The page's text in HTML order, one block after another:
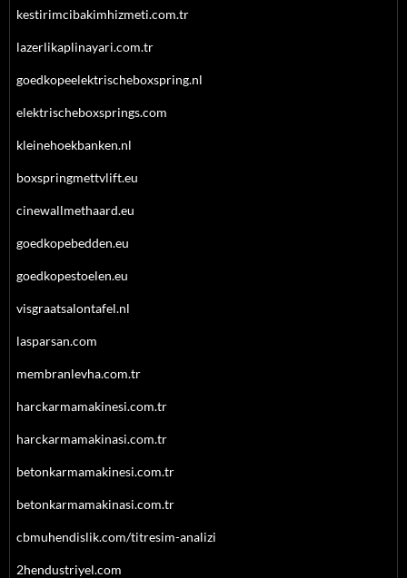
kestirimcibakimhizmeti.com.tr
lazerlikaplinayari.com.tr
goedkopeelektrischeboxspring.nl
elektrischeboxsprings.com
kleinehoekbanken.nl
boxspringmettvlift.eu
cinewallmethaard.eu
goedkopebedden.eu
goedkopestoelen.eu
visgraatsalontafel.nl
lasparsan.com
membranlevha.com.tr
harckarmamakinesi.com.tr
harckarmamakinasi.com.tr
betonkarmamakinesi.com.tr
betonkarmamakinasi.com.tr
cbmuhendislik.com/titresim-analizi
2hendustriyel.com